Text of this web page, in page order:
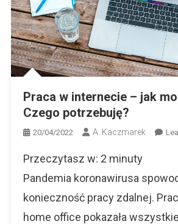
Praca w internecie – jak
Czego potrzebuję?
20/04/2022 A. Kaczmarek
Przeczytasz w: 2 minuty
Pandemia koronawirusa
konieczność pracy zdalnej.
home office pokazała